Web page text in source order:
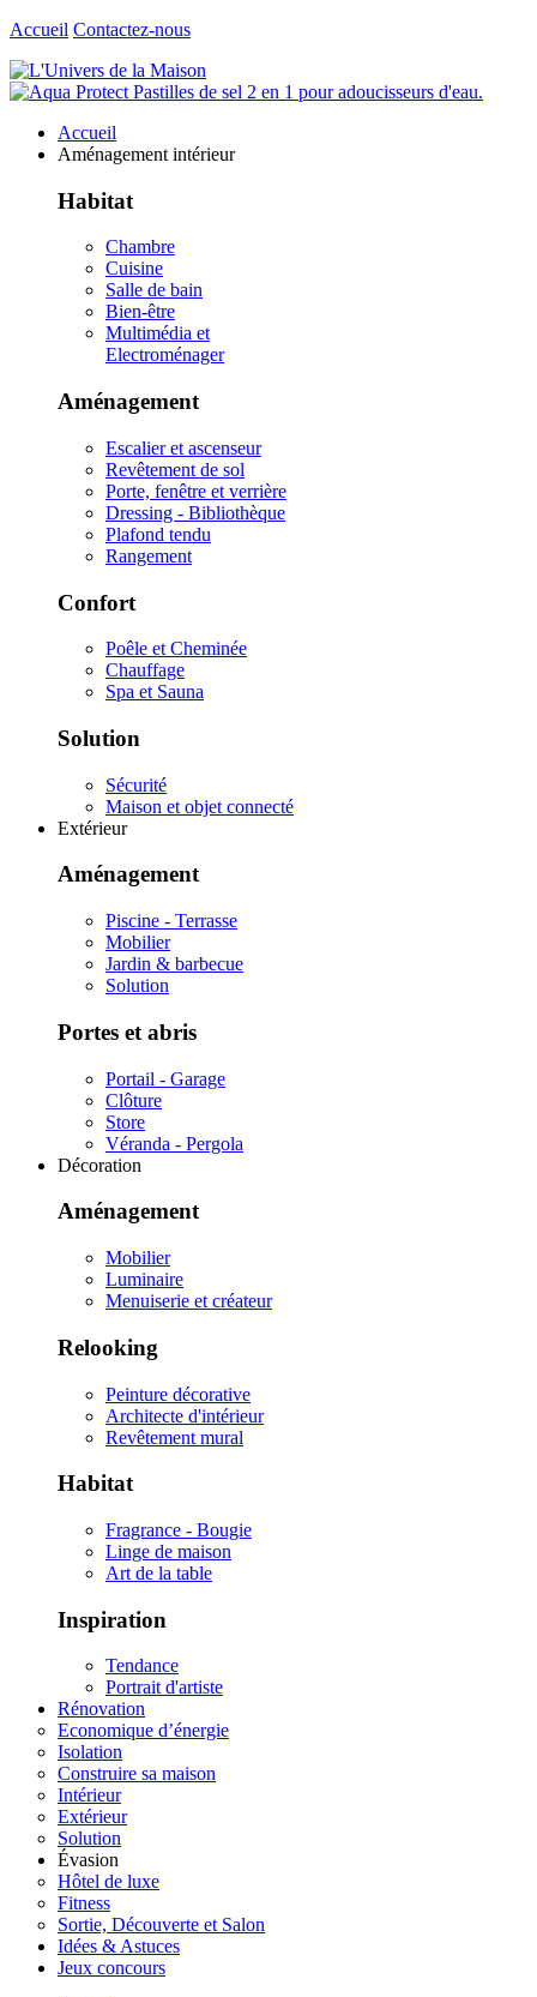
Accueil Contactez-nous
Accueil
Aménagement intérieur
Habitat
Chambre
Cuisine
Salle de bain
Bien-être
Multimédia et
Electroménager
Aménagement
Escalier et ascenseur
Revêtement de sol
Porte, fenêtre et verrière
Dressing - Bibliothèque
Plafond tendu
Rangement
Confort
Poêle et Cheminée
Chauffage
Spa et Sauna
Solution
Sécurité
Maison et objet connecté
Extérieur
Aménagement
Piscine - Terrasse
Mobilier
Jardin & barbecue
Solution
Portes et abris
Portail - Garage
Clôture
Store
Véranda - Pergola
Décoration
Aménagement
Mobilier
Luminaire
Menuiserie et créateur
Relooking
Peinture décorative
Architecte d'intérieur
Revêtement mural
Habitat
Fragrance - Bougie
Linge de maison
Art de la table
Inspiration
Tendance
Portrait d'artiste
Rénovation
Economique d’énergie
Isolation
Construire sa maison
Intérieur
Extérieur
Solution
Évasion
Hôtel de luxe
Fitness
Sortie, Découverte et Salon
Idées & Astuces
Jeux concours